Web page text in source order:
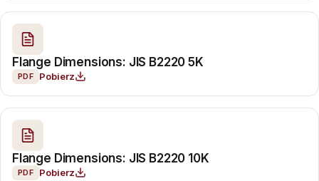
Flange Dimensions: JIS B2220 5K
PDF Pobierz
Flange Dimensions: JIS B2220 10K
PDF Pobierz